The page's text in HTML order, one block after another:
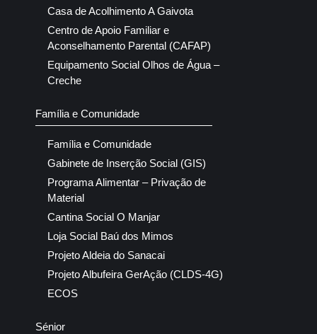
Casa de Acolhimento A Gaivota
Centro de Apoio Familiar e
Aconselhamento Parental (CAFAP)
Equipamento Social Olhos de Água –
Creche
Família e Comunidade
Família e Comunidade
Gabinete de Inserção Social (GIS)
Programa Alimentar – Privação de
Material
Cantina Social O Manjar
Loja Social Baú dos Mimos
Projeto Aldeia do Sanacai
Projeto Albufeira GerAção (CLDS-4G)
ECOS
Sénior